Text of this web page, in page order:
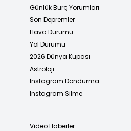
Günlük Burç Yorumları
Son Depremler
Hava Durumu
Yol Durumu
2026 Dünya Kupası
Astroloji
Instagram Dondurma
Instagram Silme
Video Haberler